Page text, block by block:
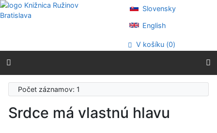
Prejsť na obsah
Prejsť na menu
Prehlásenie o webovej prístupnosti
Slovensky
English
V košíku (0)
Počet záznamov: 1
Srdce má vlastnú hlavu